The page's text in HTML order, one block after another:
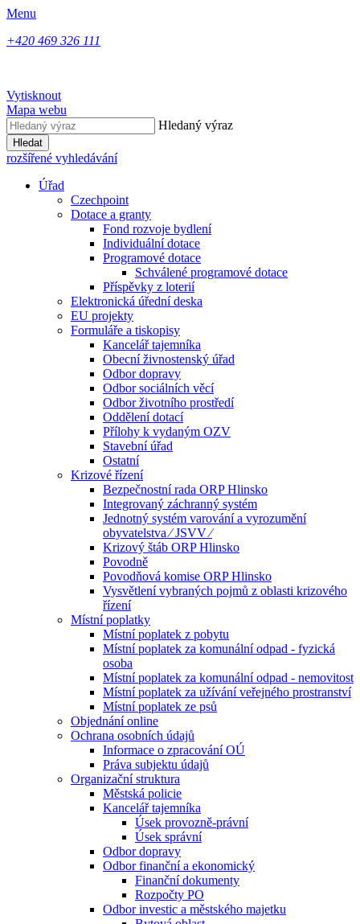
Menu
+420 469 326 111
Vytisknout
Mapa webu
Hledaný výraz
Hledat
rozšířené vyhledávání
Úřad
Czechpoint
Dotace a granty
Fond rozvoje bydlení
Individuální dotace
Programové dotace
Schválené programové dotace
Příspěvky z loterií
Elektronická úřední deska
EU projekty
Formuláře a tiskopisy
Kancelář tajemníka
Obecní živnostenský úřad
Odbor dopravy
Odbor sociálních věcí
Odbor životního prostředí
Oddělení dotací
Přílohy k vydaným OZV
Stavební úřad
Ostatní
Krizové řízení
Bezpečnostní rada ORP Hlinsko
Integrovaný záchranný systém
Jednotný systém varování a vyrozumění
obyvatelstva ⁄ JSVV ⁄
Krizový štáb ORP Hlinsko
Povodně
Povodňová komise ORP Hlinsko
Vysvětlení vybraných pojmů z oblasti krizového
řízení
Místní poplatky
Místní poplatek z pobytu
Místní poplatek za komunální odpad - fyzická
osoba
Místní poplatek za komunální odpad - nemovitost
Místní poplatek za užívání veřejného prostranství
Místní poplatek ze psů
Objednání online
Ochrana osobních údajů
Informace o zpracování OÚ
Práva subjektu údajů
Organizační struktura
Městská policie
Kancelář tajemníka
Úsek provozně-právní
Úsek správní
Odbor dopravy
Odbor finanční a ekonomický
Finanční dokumenty
Rozpočty PO
Odbor investic a městského majetku